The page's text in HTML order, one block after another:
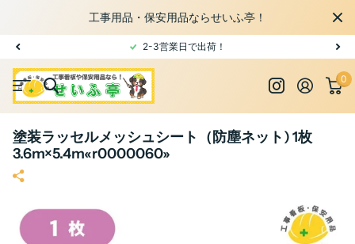
工事用品・保安用品ならせいふ亭！
2-3営業日で出荷！
0
塗装ラッセルメッシュシート（防塵ネット) 1枚
3.6m×5.4m«r0000060»